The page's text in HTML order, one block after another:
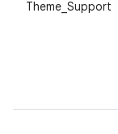
Theme_Support